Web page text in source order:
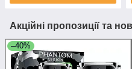
Акційні пропозиції та
–40%